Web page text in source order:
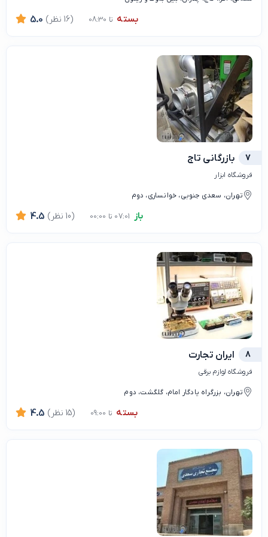
بسته تا 08:30 5.0 (16 نظر)
7 بازرگانی تاج
فروشگاه ابزار
تهران، سعدی جنوبی، خوانساری، دوم
باز 4.5 (10 نظر)
8 ایران تجارت
فروشگاه لوازم برقی
تهران، بزرگراه یادگار امام، گلگشت، دوم
بسته تا 09:00 4.5 (15 نظر)